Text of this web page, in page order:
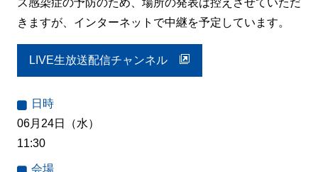
ス感染症の予防のため、場所の発表は控えさせていただ
きますが、インターネットで中継を予定しています。
LIVE生放送配信チャンネル
日時
06月24日（水）
11:30
会場